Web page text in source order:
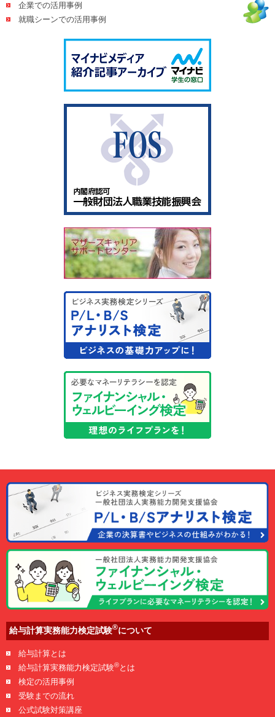
企業での活用事例
就職シーンでの活用事例
給与計算実務能力検定試験®について
給与計算とは
給与計算実務能力検定試験®とは
検定の活用事例
受験までの流れ
公式試験対策講座